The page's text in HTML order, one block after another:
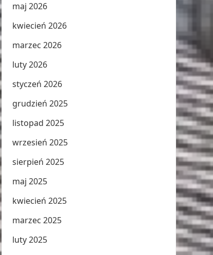
maj 2026
kwiecień 2026
marzec 2026
luty 2026
styczeń 2026
grudzień 2025
listopad 2025
wrzesień 2025
sierpień 2025
maj 2025
kwiecień 2025
marzec 2025
luty 2025